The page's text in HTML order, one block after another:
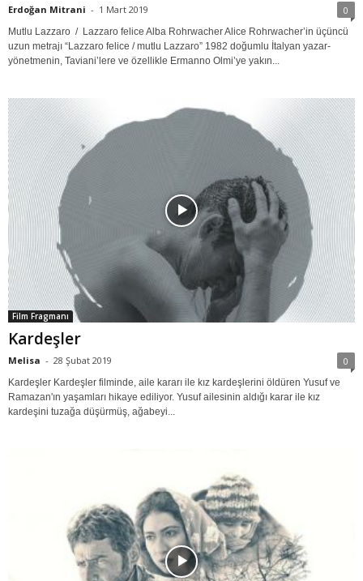
Erdoğan Mitrani - 1 Mart 2019 0
Mutlu Lazzaro / Lazzaro felice Alba Rohrwacher Alice Rohrwacher’in üçüncü
uzun metrajı “Lazzaro felice / mutlu Lazzaro” 1982 doğumlu İtalyan yazar-
yönetmenin, Taviani’lere ve özellikle Ermanno Olmi’ye yakın...
Film Fragmanı
Kardeşler
Melisa - 28 Şubat 2019 0
Kardeşler Kardeşler filminde, aile kararı ile kız kardeşlerini öldüren Yusuf ve
Ramazan'ın yaşamları hikaye ediliyor. Yusuf ailesinin aldığı karar ile kız
kardeşini tuzağa düşürmüş, ağabeyi...